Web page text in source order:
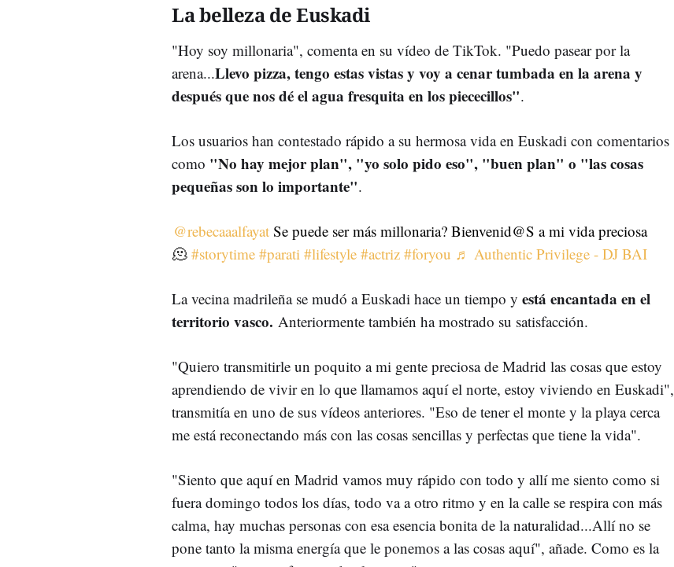
La belleza de Euskadi
"Hoy soy millonaria", comenta en su vídeo de TikTok. "Puedo pasear por la
arena...Llevo pizza, tengo estas vistas y voy a cenar tumbada en la arena y
después que nos dé el agua fresquita en los piececillos".
Los usuarios han contestado rápido a su hermosa vida en Euskadi con comentarios
como "No hay mejor plan", "yo solo pido eso", "buen plan" o "las cosas
pequeñas son lo importante".
@rebecaaalfayatSe puede ser más millonaria? Bienvenid@S a mi vida preciosa
🫠 #storytime #parati #lifestyle #actriz #foryou ♬ Authentic Privilege - DJ BAI
La vecina madrileña se mudó a Euskadi hace un tiempo y está encantada en el
territorio vasco. Anteriormente también ha mostrado su satisfacción.
"Quiero transmitirle un poquito a mi gente preciosa de Madrid las cosas que estoy
aprendiendo de vivir en lo que llamamos aquí el norte, estoy viviendo en Euskadi",
transmitía en uno de sus vídeos anteriores. "Eso de tener el monte y la playa cerca
me está reconectando más con las cosas sencillas y perfectas que tiene la vida".
"Siento que aquí en Madrid vamos muy rápido con todo y allí me siento como si
fuera domingo todos los días, todo va a otro ritmo y en la calle se respira con más
calma, hay muchas personas con esa esencia bonita de la naturalidad...Allí no se
pone tanto la misma energía que le ponemos a las cosas aquí", añade. Como es la